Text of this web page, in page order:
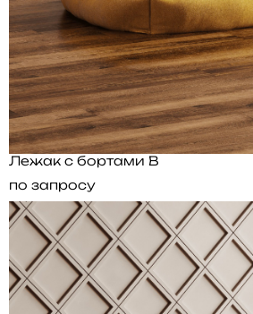
Лежак с бортами B
по запросу